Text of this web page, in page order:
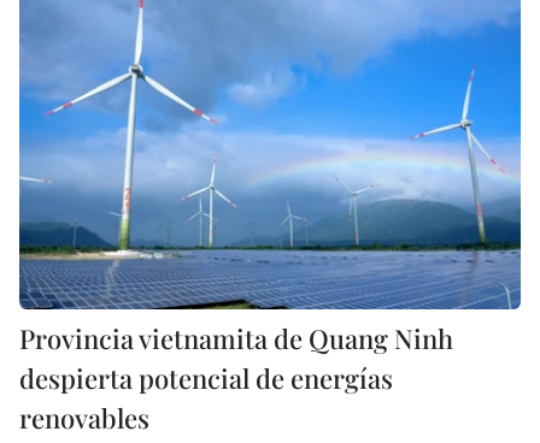
Provincia vietnamita de Quang Ninh
despierta potencial de energías
renovables